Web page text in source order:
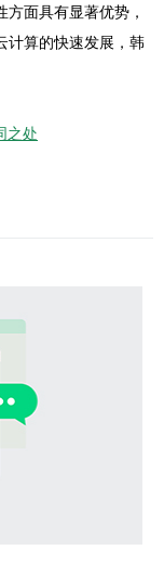
面具有显著优势，
计算的快速发展，韩
之处